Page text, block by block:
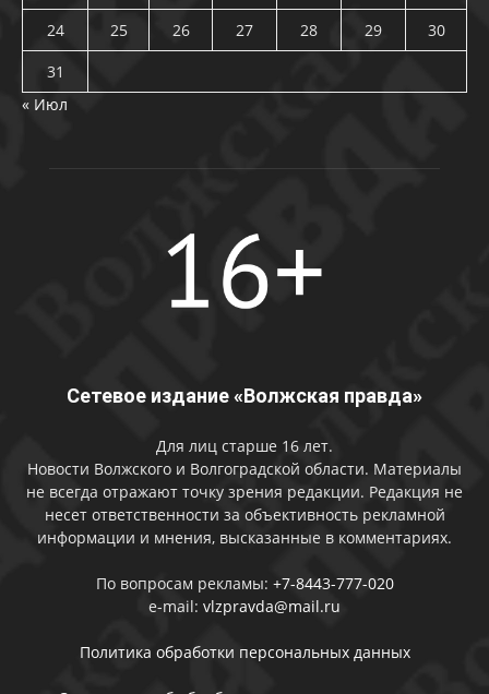
24
25 26 27 28 29
30
31
« Июл
Сетевое издание «Волжская правда»
Для лиц старше 16 лет.
Новости Волжского и Волгоградской области. Материалы
не всегда отражают точку зрения редакции. Редакция не
несет ответственности за объективность рекламной
информации и мнения, высказанные в комментариях.
По вопросам рекламы: +7-8443-777-020
e-mail: vlzpravda@mail.ru
Политика обработки персональных данных